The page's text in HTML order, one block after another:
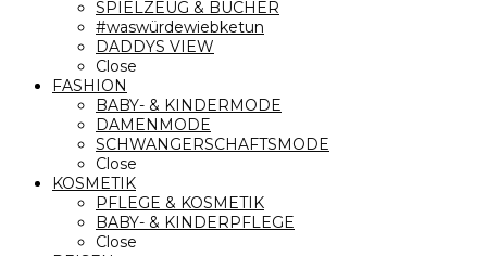
SPIELZEUG & BÜCHER
#waswürdewiebketun
DADDYS VIEW
Close
FASHION
BABY- & KINDERMODE
DAMENMODE
SCHWANGERSCHAFTSMODE
Close
KOSMETIK
PFLEGE & KOSMETIK
BABY- & KINDERPFLEGE
Close